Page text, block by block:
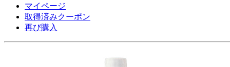
マイページ
取得済みクーポン
再び購入